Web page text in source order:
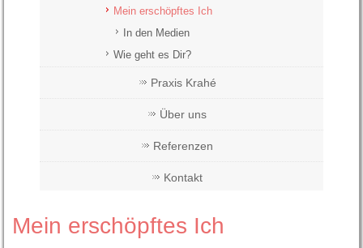
Mein erschöpftes Ich
In den Medien
Wie geht es Dir?
Praxis Krahé
Über uns
Referenzen
Kontakt
Mein erschöpftes Ich